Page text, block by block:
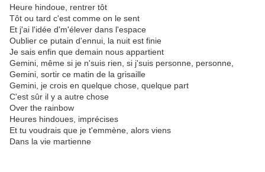
Heure hindoue, rentrer tôt
Tôt ou tard c'est comme on le sent
Et j'ai l'idée d'm'élever dans l'espace
Oublier ce putain d'ennui, la nuit est finie
Je sais enfin que demain nous appartient
Gemini, même si je n'suis rien, si j'suis personne, personne,
Gemini, sortir ce matin de la grisaille
Gemini, je crois en quelque chose, quelque part
C'est sûr il y a autre chose
Over the rainbow
Heures hindoues, imprécises
Et tu voudrais que je t'emmène, alors viens
Dans la vie martienne